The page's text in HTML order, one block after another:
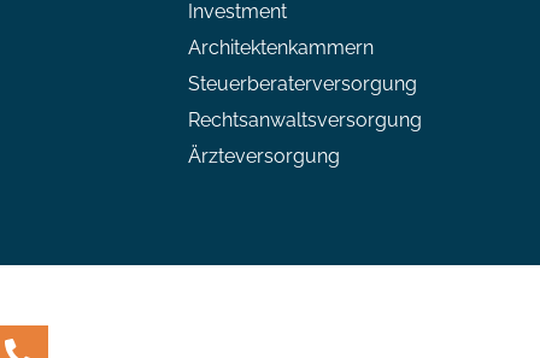
Investment
Architektenkammern
Steuerberaterversorgung
Rechtsanwaltsversorgung
Ärzteversorgung